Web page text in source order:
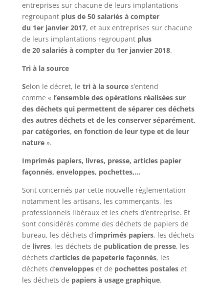
entreprises sur chacune de leurs implantations
regroupant plus de 50 salariés à compter
du 1er janvier 2017, et aux entreprises sur chacune
de leurs implantations regroupant plus
de 20 salariés à compter du 1er janvier 2018.
Tri à la source
Selon le décret, le tri à la sources’entend
comme « l’ensemble des opérations réalisées sur
des déchets qui permettent de séparer ces déchets
des autres déchets et de les conserver séparément,
par catégories, en fonction de leur type et de leur
nature».
Imprimés papiers, livres, presse, articles papier
façonnés, enveloppes, pochettes,…
Sont concernés par cette nouvelle réglementation
notamment les artisans, les commerçants, les
professionnels libéraux et les chefs d’entreprise. Et
sont considérés comme des déchets de papiers de
bureau, les déchets d’imprimés papiers, les déchets
de livres, les déchets de publication de presse, les
déchets d’articles de papeterie façonnés, les
déchets d’enveloppeset de pochettes postaleset
les déchets de papiers à usage graphique.